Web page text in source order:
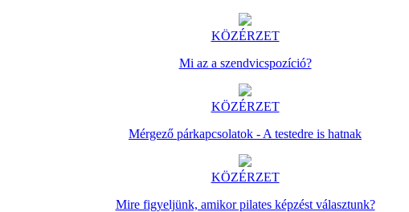
KÖZÉRZET
Mi az a szendvicspozíció?
KÖZÉRZET
Mérgező párkapcsolatok - A testedre is hatnak
KÖZÉRZET
Mire figyeljünk, amikor pilates képzést választunk?